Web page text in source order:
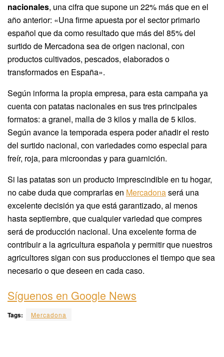
nacionales, una cifra que supone un 22% más que en el
año anterior: «Una firme apuesta por el sector primario
español que da como resultado que más del 85% del
surtido de Mercadona sea de origen nacional, con
productos cultivados, pescados, elaborados o
transformados en España».
Según informa la propia empresa, para esta campaña ya
cuenta con patatas nacionales en sus tres principales
formatos: a granel, malla de 3 kilos y malla de 5 kilos.
Según avance la temporada espera poder añadir el resto
del surtido nacional, con variedades como especial para
freír, roja, para microondas y para guarnición.
Si las patatas son un producto imprescindible en tu hogar,
no cabe duda que comprarlas en Mercadonaserá una
excelente decisión ya que está garantizado, al menos
hasta septiembre, que cualquier variedad que compres
será de producción nacional. Una excelente forma de
contribuir a la agricultura española y permitir que nuestros
agricultores sigan con sus producciones el tiempo que sea
necesario o que deseen en cada caso.
Síguenos en Google News
Tags: Mercadona